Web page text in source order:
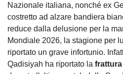
Nazionale italiana, nonché ex
costretto ad alzare bandiera
reduce dalla delusione per la
Mondiale 2026, la stagione per
riportato un grave infortunio.
Qadisiyah ha riportato la